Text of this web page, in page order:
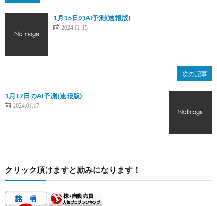
1月15日のAI予測(速報版)
2024.01.15
次の記事
1月17日のAI予測(速報版)
2024.01.17
クリック頂けますと励みになります！